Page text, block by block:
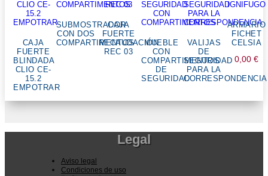
CAJA
FUERTE
BLINDADA
CLIO CE-
15.2
EMPOTRAR
SUBMOSTRADOR
CON DOS
COMPARTIMENTOS
CAJA
FUERTE
RECAUDACIÓN
REC 03
MUEBLE
CON
COMPARTIMENTOS
DE
SEGURIDAD
VALIJAS
DE
SEGURIDAD
PARA LA
CORRESPONDENCIA
ARMARIO
FICHET
CELSIA
0,00€
Legal
Aviso legal
Condiciones de uso